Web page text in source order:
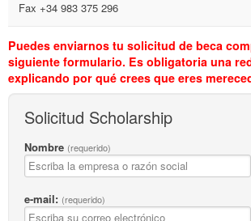
Fax +34 983 375 296
Puedes enviarnos tu solicitud de beca
siguiente formulario. Es obligatoria una
explicando por qué crees que eres
Solicitud Scholarship
Nombre (requerido)
e-mail: (requerido)